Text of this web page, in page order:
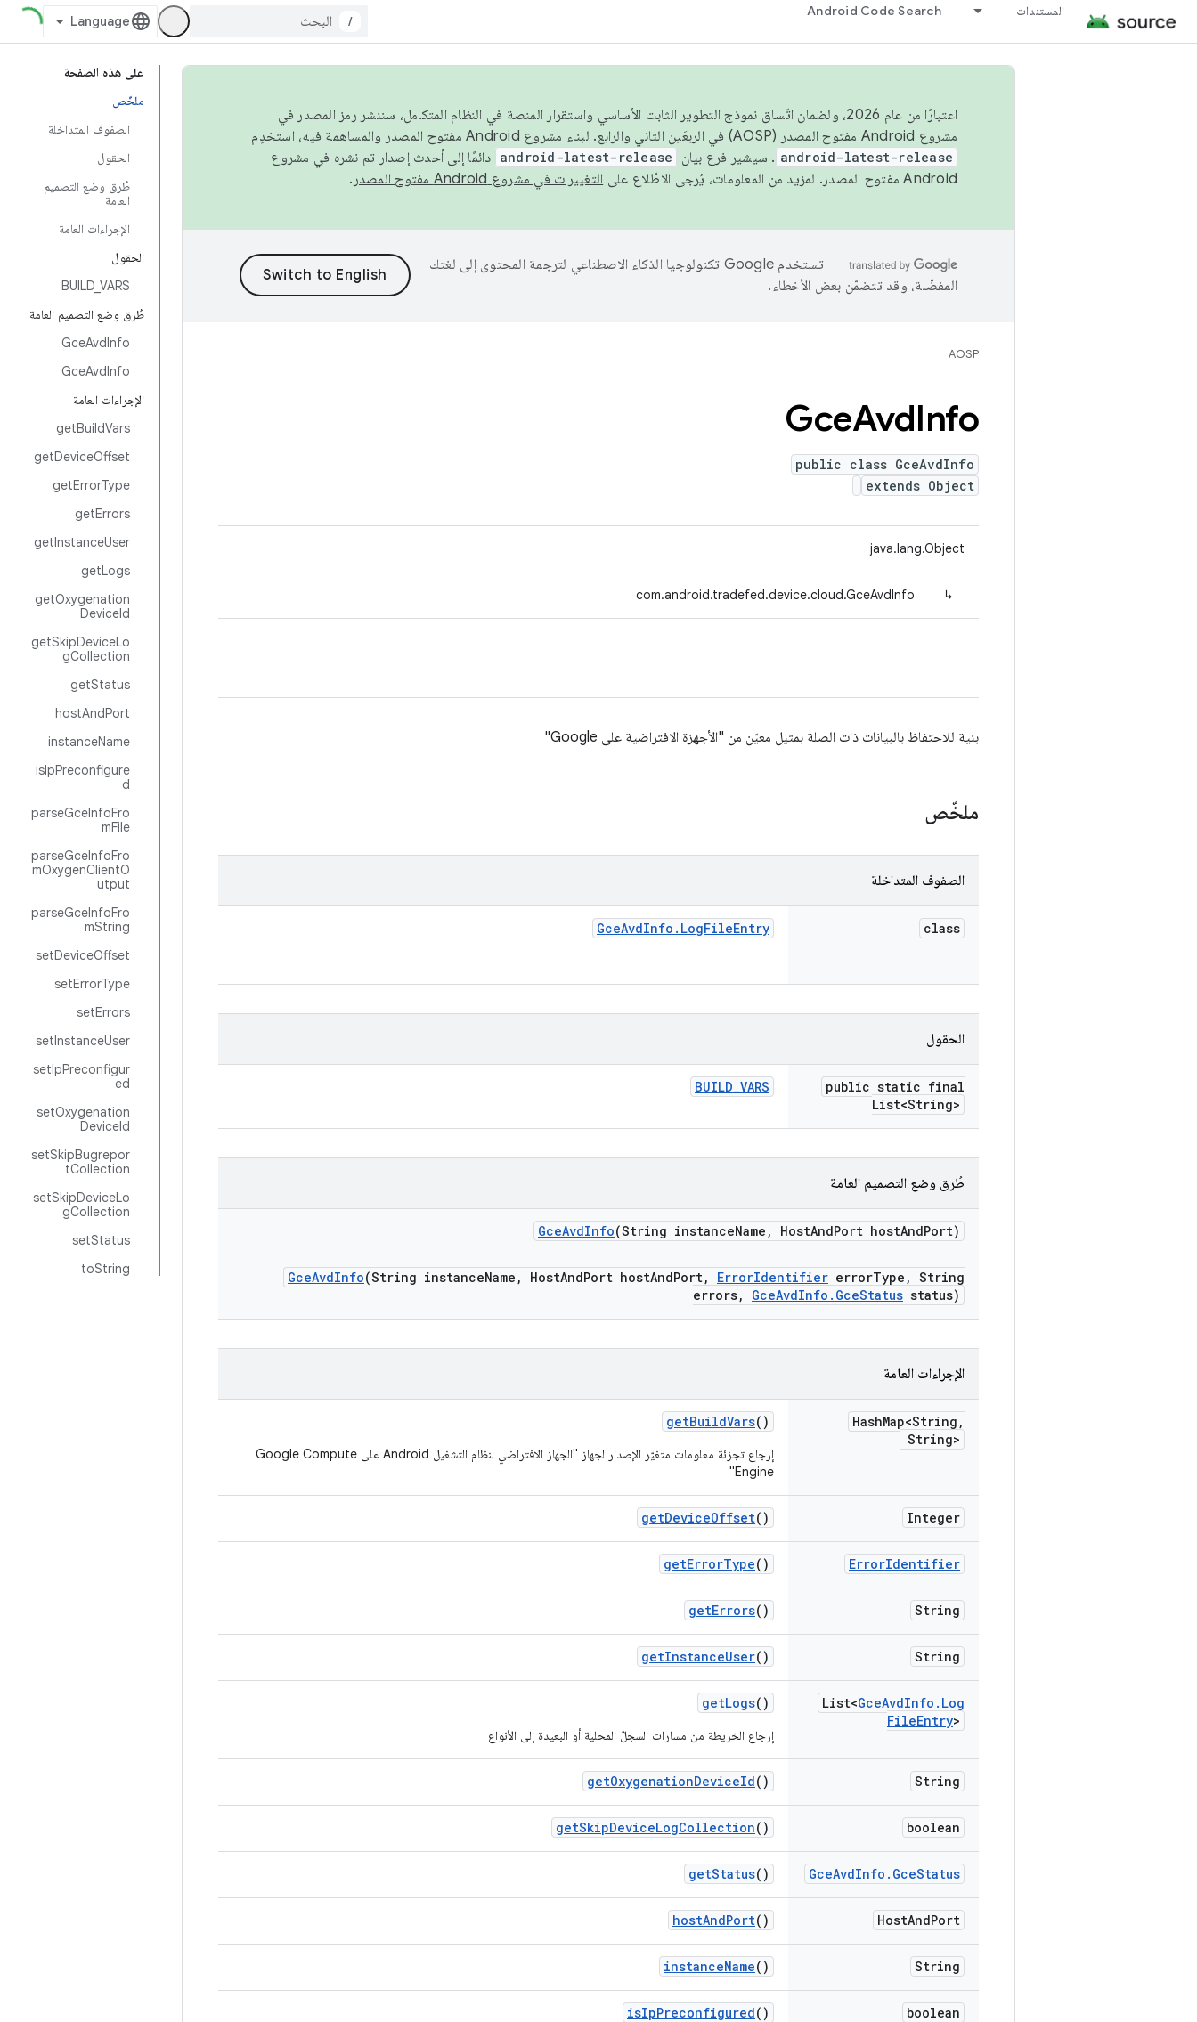
المستندات Android Code Search
/
على هذه الصفحة
ملخّص
الصفوف المتداخلة
الحقول
طُرق وضع التصميم
العامة
الإجراءات العامة
الحقول
BUILD_VARS
طُرق وضع التصميم العامة
GceAvdInfo
GceAvdInfo
الإجراءات العامة
getBuildVars
getDeviceOffset
getErrorType
getErrors
getInstanceUser
getLogs
getOxygenation
DeviceId
getSkipDeviceLo
gCollection
getStatus
hostAndPort
instanceName
isIpPreconfigure
d
parseGceInfoFro
mFile
parseGceInfoFro
mOxygenClientO
utput
parseGceInfoFro
mString
setDeviceOffset
setErrorType
setErrors
setInstanceUser
setIpPreconfigur
ed
setOxygenation
DeviceId
setSkipBugrepor
tCollection
setSkipDeviceLo
gCollection
setStatus
toString
اعتبارًا من عام 2026، ولضمان اتّساق نموذج التطوير الثابت الأساسي واستقرار المنصة في النظام المتكامل، سننشر رمز المصدر في
مشروع Android مفتوح المصدر (AOSP) في الربعَين الثاني والرابع. لبناء مشروع Android مفتوح المصدر والمساهمة فيه، استخدِم
android-latest-release . سيشير فرع بيان android-latest-release دائمًا إلى أحدث إصدار تم نشره في مشروع
Android مفتوح المصدر. لمزيد من المعلومات، يُرجى الاطّلاع على
التغييرات في مشروع Android مفتوح المصدر .
تستخدم Google تكنولوجيا الذكاء الاصطناعي لترجمة المحتوى إلى لغتك
المفضّلة، وقد تتضمّن بعض الأخطاء.
AOSP
GceAvdInfo
public class GceAvdInfo
extends Object
java.lang.Object
↳
com.android.tradefed.device.cloud.GceAvdInfo
بنية للاحتفاظ بالبيانات ذات الصلة بمثيل معيّن من "الأجهزة الافتراضية على Google"
ملخّص
الصفوف المتداخلة
class
GceAvdInfo . LogFileEntry
الحقول
public static final
List<String>
BUILD_VARS
طُرق وضع التصميم العامة
GceAvdInfo(String instanceName , HostAndPort hostAndPort)
GceAvdInfo(String instanceName , HostAndPort hostAndPort, ErrorIdentifier errorType , String
errors, GceAvdInfo . GceStatus status)
الإجراءات العامة
HashMap<String ,
String>
getBuildVars()
إرجاع تجزئة معلومات متغيّر الإصدار لجهاز "الجهاز الافتراضي لنظام التشغيل Android على Google Compute
Engine"
Integer
getDeviceOffset()
ErrorIdentifier
getErrorType()
String
getErrors()
String
getInstanceUser()
List<GceAvdInfo . Log
FileEntry>
getLogs()
إرجاع الخريطة من مسارات السجلّ المحلية أو البعيدة إلى الأنواع
String
getOxygenationDeviceId()
boolean
getSkipDeviceLogCollection()
GceAvdInfo . GceStatus
getStatus()
HostAndPort
hostAndPort()
String
instanceName()
boolean
isIpPreconfigured()